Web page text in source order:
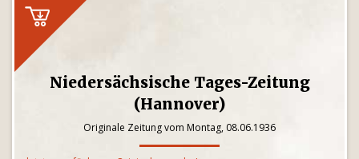
Niedersächsische Tages-Zeitung
(Hannover)
Originale Zeitung vom Montag, 08.06.1936